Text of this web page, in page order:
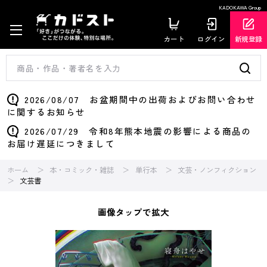
KADOKAWA Group
カート ログイン 新規登録
2026/08/07 お盆期間中の出荷およびお問い合わせ
に関するお知らせ
2026/07/29 令和8年熊本地震の影響による商品の
お届け遅延につきまして
ホーム 本・コミック・雑誌 単行本
文芸・ノンフィクション
文芸書
画像タップで拡大